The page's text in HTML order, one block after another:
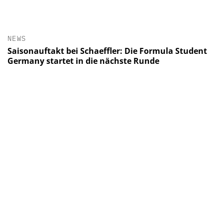
NEWS
Saisonauftakt bei Schaeffler: Die Formula Student
Germany startet in die nächste Runde